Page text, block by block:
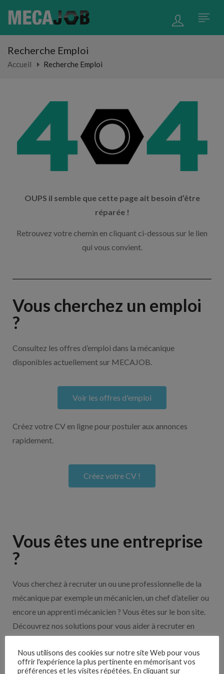
Recherche Emploi
Accueil Recherche Emploi
OUPS il semble que cette page ait besoin d’être
réparée !
Retrouvez votre chemin en cliquant ci-dessous sur le lien
qui vous convient.
Vous cherchez un emploi
?
Consultez les offres d’emploi dans la mécanique
disponibles actuellement sur MECAJOB.
Voir les offres d'emploi
Créez votre CV en ligne pour postuler aux annonces
rapidement.
Créez votre CV !
Vous êtes une entreprise
?
Vous cherchez à recruter un ou une professionnelle de la
mécanique par exemple un mécanicien, un chef d’atelier ou
encore un apprenti mécanicien ? Vous êtes sur le bon site.
Découvrez nos solutions pour vous aider à recruter en
Nous utilisons des cookies sur notre site Web pour vous
offrir l'expérience la plus pertinente en mémorisant vos
préférences et les visites répétées. En cliquant sur